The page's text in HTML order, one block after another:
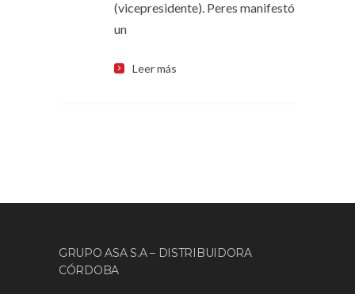
(vicepresidente). Peres manifestó
un
Leer más
GRUPO ASA S.A – DISTRIBUIDORA
CÓRDOBA